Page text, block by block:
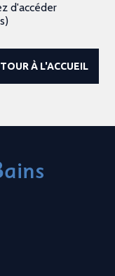
d'accéder
À L'ACCUEIL